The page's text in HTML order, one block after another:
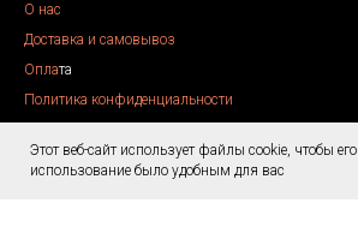
О нас
Доставка и самовывоз
Оплата
Политика конфиденциальности
Этот веб-сайт использует файлы cookie, чтобы его
использование было удобным для вас